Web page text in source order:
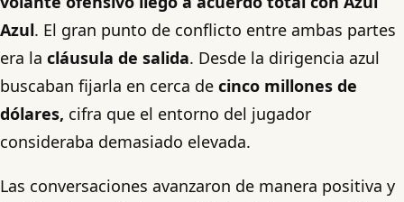
Azul. El gran punto de conflicto entre ambas partes
era la cláusula de salida. Desde la dirigencia azul
buscaban fijarla en cerca de cinco millones de
dólares, cifra que el entorno del jugador
consideraba demasiado elevada.
Las conversaciones avanzaron de manera positiva y